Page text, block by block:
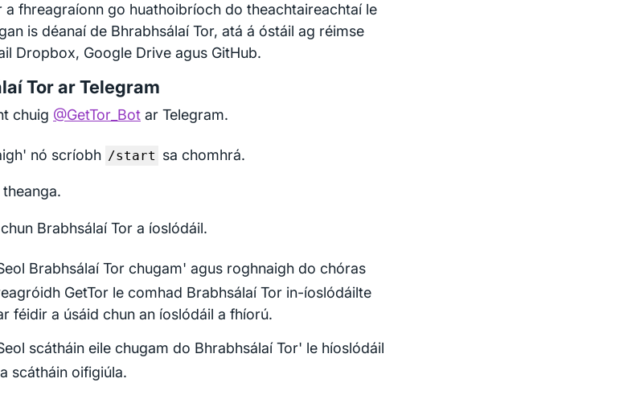
a fhreagraíonn go huathoibríoch do theachtaireachtaí le
is déanaí de Bhrabhsálaí Tor, atá á óstáil ag réimse
Dropbox, Google Drive agus GitHub.
Tor ar Telegram
chuig @GetTor_Bot ar Telegram.
nó scríobh /start sa chomhrá.
Brabhsálaí Tor a íoslódáil.
Brabhsálaí Tor chugam' agus roghnaigh do chóras
GetTor le comhad Brabhsálaí Tor in-íoslódáilte
féidir a úsáid chun an íoslódáil a fhíorú.
scátháin eile chugam do Bhrabhsálaí Tor' le híoslódáil
scátháin oifigiúla.